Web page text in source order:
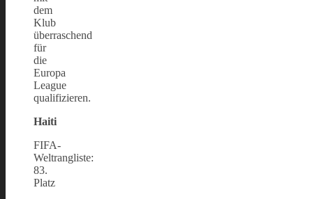
dem
Klub
überraschend
für
die
Europa
League
qualifizieren.
Haiti
FIFA-
Weltrangliste:
83.
Platz